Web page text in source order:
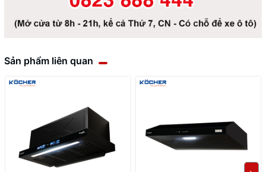
Sản phẩm liên quan